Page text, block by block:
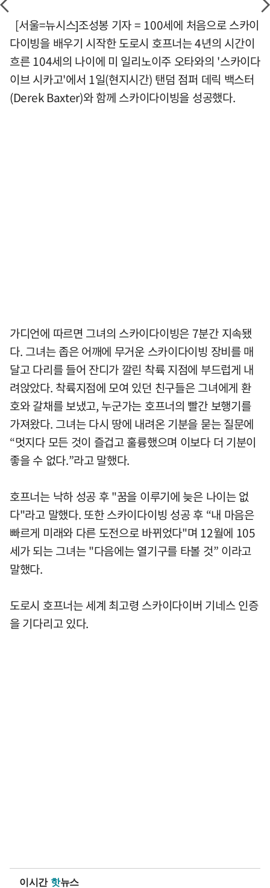
[서울=뉴시스]조성봉 기자 = 100세에 처음으로 스카이
다이빙을 배우기 시작한 도로시 호프너는 4년의 시간이
흐른 104세의 나이에 미 일리노이주 오타와의 '스카이다
이브 시카고'에서 1일(현지시간) 탠덤 점퍼 데릭 백스터
(Derek Baxter)와 함께 스카이다이빙을 성공했다.
가디언에 따르면 그녀의 스카이다이빙은 7분간 지속됐
다. 그녀는 좁은 어깨에 무거운 스카이다이빙 장비를 매
달고 다리를 들어 잔디가 깔린 착륙 지점에 부드럽게 내
려앉았다. 착륙지점에 모여 있던 친구들은 그녀에게 환
호와 갈채를 보냈고, 누군가는 호프너의 빨간 보행기를
가져왔다. 그녀는 다시 땅에 내려온 기분을 묻는 질문에
“멋지다 모든 것이 즐겁고 훌륭했으며 이보다 더 기분이
좋을 수 없다.”라고 말했다.
호프너는 낙하 성공 후 "꿈을 이루기에 늦은 나이는 없
다"라고 말했다. 또한 스카이다이빙 성공 후 “내 마음은
빠르게 미래와 다른 도전으로 바뀌었다"며 12월에 105
세가 되는 그녀는 "다음에는 열기구를 타볼 것” 이라고
말했다.
도로시 호프너는 세계 최고령 스카이다이버 기네스 인증
을 기다리고 있다.
이시간 핫뉴스